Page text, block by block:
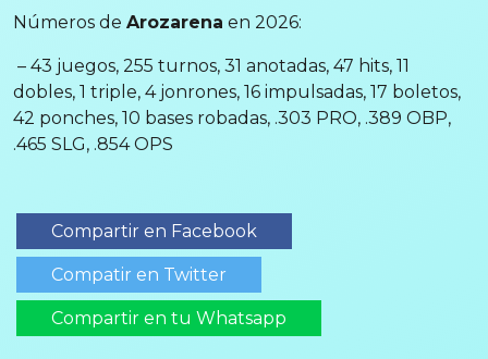
Números de Arozarena en 2026:
– 43 juegos, 255 turnos, 31 anotadas, 47 hits, 11
dobles, 1 triple, 4 jonrones, 16 impulsadas, 17 boletos,
42 ponches, 10 bases robadas, .303 PRO, .389 OBP,
.465 SLG, .854 OPS
Compartir en Facebook
Compatir en Twitter
Compartir en tu Whatsapp